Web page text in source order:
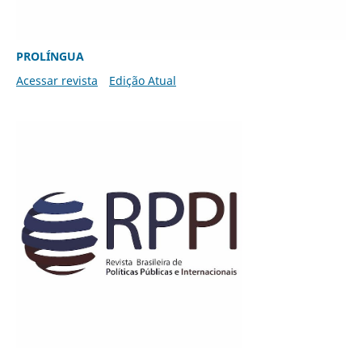
PROLÍNGUA
Acessar revista
Edição Atual